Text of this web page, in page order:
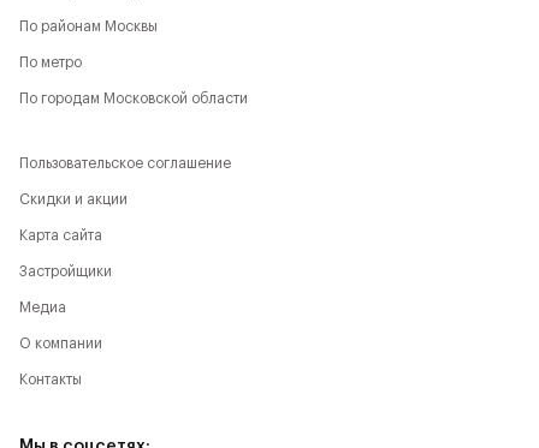
По районам Москвы
По метро
По городам Московской области
Пользовательское соглашение
Скидки и акции
Карта сайта
Застройщики
Медиа
О компании
Контакты